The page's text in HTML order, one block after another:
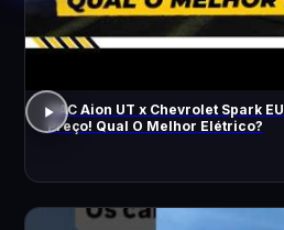
GAC Aion UT x Chevrolet Spark
Preço! Qual O Melhor Elétrico?